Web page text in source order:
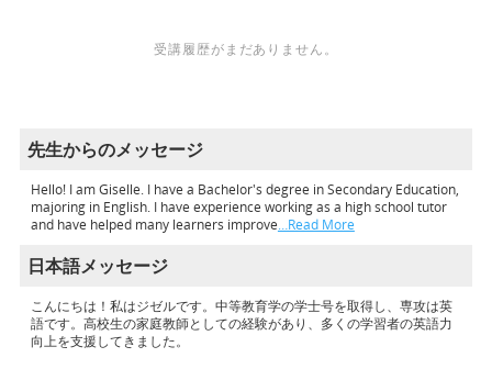
受講履歴がまだありません。
先生からのメッセージ
Hello! I am Giselle. I have a Bachelor's degree in Secondary Education,
majoring in English. I have experience working as a high school tutor
and have helped many learners improve…Read More
日本語メッセージ
こんにちは！私はジゼルです。中等教育学の学士号を取得し、専攻は英
語です。高校生の家庭教師としての経験があり、多くの学習者の英語力
向上を支援してきました。